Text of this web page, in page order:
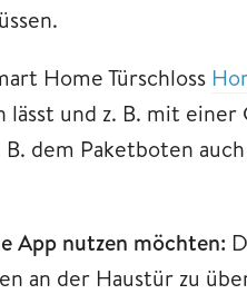
Home Türschloss
und z. B. mit
dem Paketboten
App nutzen möchten:
an der Haustür zu